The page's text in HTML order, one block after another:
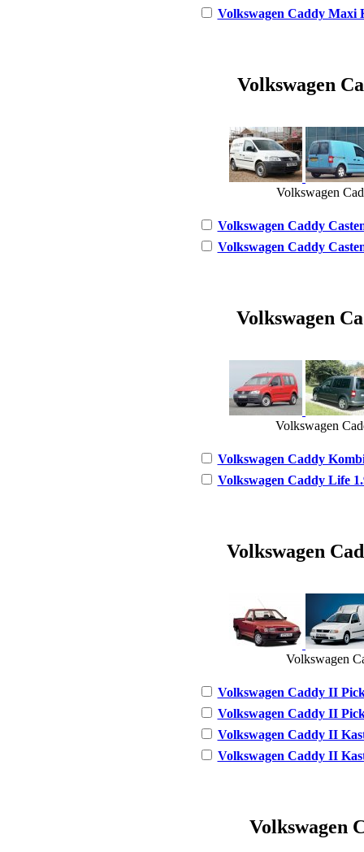
Volkswagen Caddy Maxi
Volkswagen
Volkswagen
Volkswagen Caddy
Volkswagen Caddy
Volkswagen
Volkswagen
Volkswagen Caddy
Volkswagen Caddy Life
Volkswagen
Volkswagen
Volkswagen Caddy II
Volkswagen Caddy II
Volkswagen Caddy II
Volkswagen Caddy II
Volkswagen